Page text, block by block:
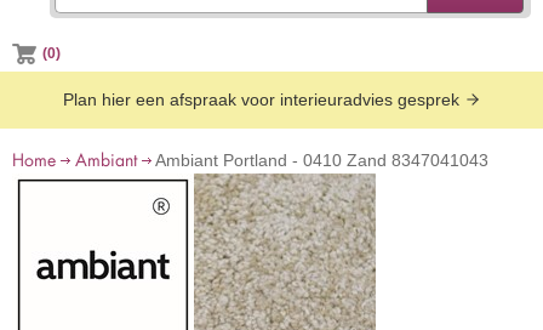
(0)
Plan hier een afspraak voor interieuradvies gesprek
Home Ambiant Ambiant Portland - 0410 Zand 8347041043